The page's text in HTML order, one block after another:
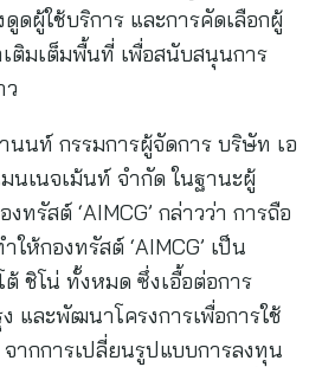
ดผู้ใช้บริการ และการคัดเลือกผู้
ติมเต็มพื้นที่ เพื่อสนับสนุนการ
ว
นนท์ กรรมการผู้จัดการ บริษัท เอ
มนเนจเม้นท์ จำกัด ในฐานะผู้
ทรัสต์ ‘AIMCG’ กล่าวว่า การถือ
ห้กองทรัสต์ ‘AIMCG’ เป็น
ต้ ชิโน่ ทั้งหมด ซึ่งเอื้อต่อการ
และพัฒนาโครงการเพื่อการใช้
ากการเปลี่ยนรูปแบบการลงทุน